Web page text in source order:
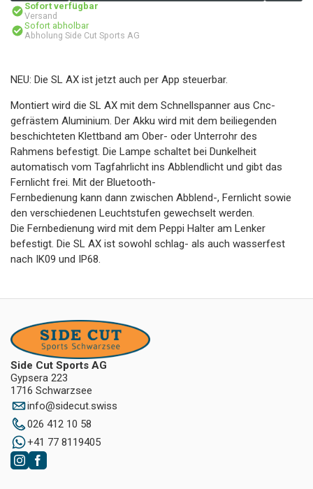
Sofort verfügbar
Versand
Sofort abholbar
Abholung Side Cut Sports AG
NEU: Die SL AX ist jetzt auch per App steuerbar.
Montiert wird die SL AX mit dem Schnellspanner aus Cnc-
gefrästem Aluminium. Der Akku wird mit dem beiliegenden
beschichteten Klettband am Ober- oder Unterrohr des
Rahmens befestigt. Die Lampe schaltet bei Dunkelheit
automatisch vom Tagfahrlicht ins Abblendlicht und gibt das
Fernlicht frei. Mit der Bluetooth-
Fernbedienung kann dann zwischen Abblend-, Fernlicht sowie
den verschiedenen Leuchtstufen gewechselt werden.
Die Fernbedienung wird mit dem Peppi Halter am Lenker
befestigt. Die SL AX ist sowohl schlag- als auch wasserfest
nach IK09 und IP68.
Side Cut Sports AG
Gypsera 223
1716 Schwarzsee
info@sidecut.swiss
026 412 10 58
+41 77 8119405